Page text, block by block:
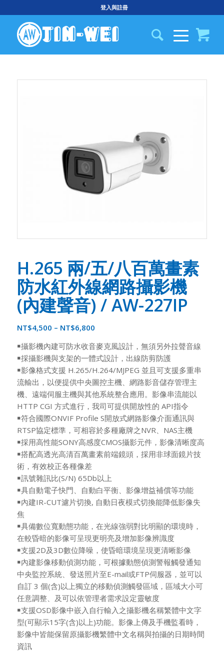
登入與註冊
H.265 兩/五/八百萬畫素
防水紅外線網路攝影機
(內建聲音) / AW-227IP
NT$4,500 – NT$6,800
￭攝影機內建可防水收音麥克風設計，無須另外拉聲音線
￭採攝影機與支架的一體式設計，出線防剪防護
￭影像格式支援 H.265/H.264/MJPEG 並且可支援多重串
流輸出，以便提供中央圖控主機、網路影音儲存管理主
機、遠端伺服主機與其他系統整合應用。影像串流能以
HTTP CGI 方式進行，我司可提供開放性的 API指令
￭符合國際ONVIF Profile S開放式網路影像介面通訊與
RTSP協定標準，可相容於多種廠牌之NVR、NAS主機
￭採用高性能SONY高感度CMOS攝影元件，影像清晰度高
￭搭配高透光高清百萬畫素前端鏡頭，採用非球面鏡片技
術，有效校正各種像差
￭訊號雜訊比(S/N) 65Db以上
￭具自動電子快門、自動白平衡、影像增益補償等功能
￭內建IR-CUT濾片切換, 自動日夜模式切換能降低影像失
焦
￭具備數位寬動態功能，在光線強弱對比明顯的環境時，
在較昏暗的影像可呈現更明亮及增加影像辨識度
￭支援2D及3D數位降噪，使昏暗環境呈現更清晰影像
￭內建影像移動偵測功能，可根據動態偵測警報觸發通知
中央監控系統、發送照片至E-mail或FTP伺服器，並可以
自訂 3 個(含)以上獨立的移動偵測觸發區域，區域大小可
任意調整、及可以依管理者需求設定靈敏度
￭支援OSD影像中嵌入自行輸入之攝影機名稱繁體中文字
型(可顯示15字(含)以上)功能。影像上傳及手機監看時，
影像中皆能保留原攝影機繁體中文名稱與拍攝的日期時間
資訊